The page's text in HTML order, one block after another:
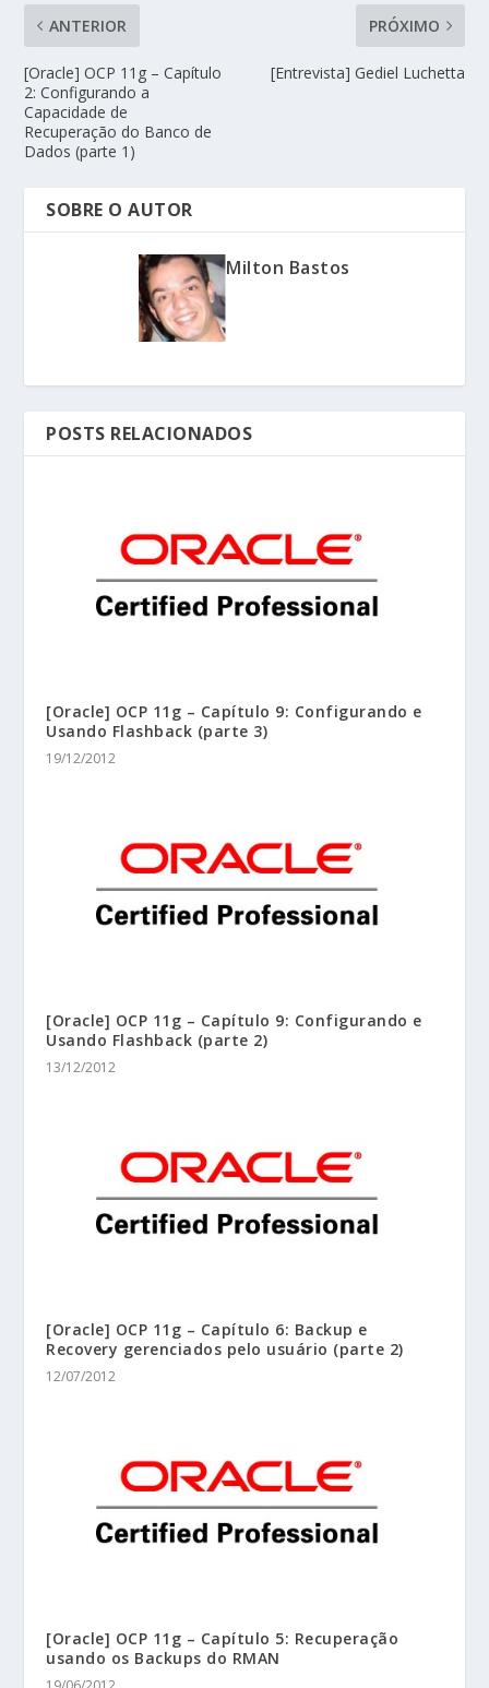
ANTERIOR
[Oracle] OCP 11g – Capítulo
2: Configurando a
Capacidade de
Recuperação do Banco de
Dados (parte 1)
PRÓXIMO
[Entrevista] Gediel Luchetta
SOBRE O AUTOR
Milton Bastos
POSTS RELACIONADOS
[Oracle] OCP 11g – Capítulo 9: Configurando e
Usando Flashback (parte 3)
19/12/2012
[Oracle] OCP 11g – Capítulo 9: Configurando e
Usando Flashback (parte 2)
13/12/2012
[Oracle] OCP 11g – Capítulo 6: Backup e
Recovery gerenciados pelo usuário (parte 2)
12/07/2012
[Oracle] OCP 11g – Capítulo 5: Recuperação
usando os Backups do RMAN